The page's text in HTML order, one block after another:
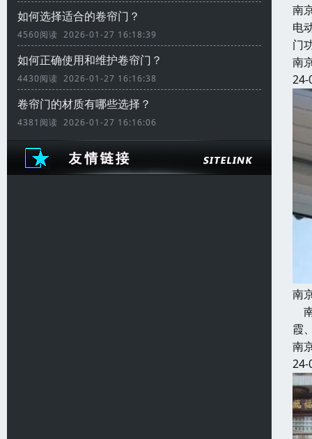
如何选择适合的卷帘门？
4560阅读 2026-01-27 16:18:39
如何正确使用和维护卷帘门？
4430阅读 2026-01-27 16:16:38
卷帘门的材质有哪些选择？
4381阅读 2026-01-27 16:16:06
南
电
门
南
24-
南
霞
南
24-